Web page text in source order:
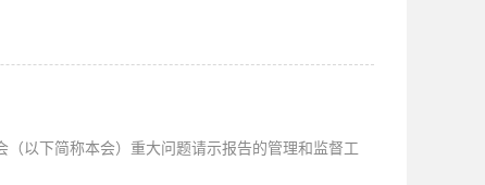
以下简称本会）重大问题请示报告的管理和监督工